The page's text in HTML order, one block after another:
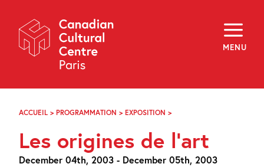
Navigation
MENU
About
Programming
Off-Site
Explore
Archives
f i
FR EN
ACCUEIL > PROGRAMMATION > EXPOSITION >
DE
L’ART
Les origines de l’art
December 04th, 2003 - December 05th, 2003